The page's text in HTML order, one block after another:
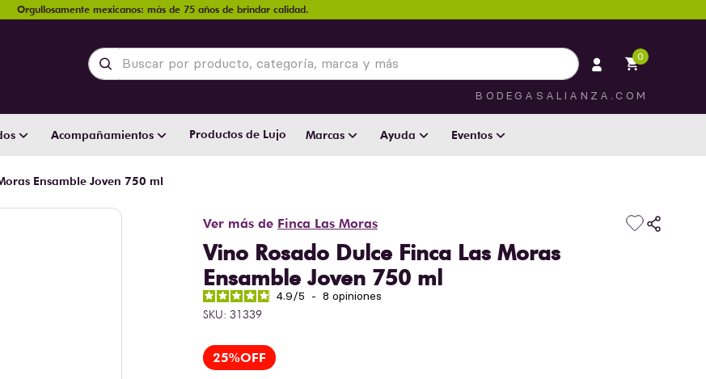
Orgullosamente mexicanos: más de 75 años de brindar calidad.
Buscar por producto, categoría, marca y más 0
BODEGASALIANZA.COM
Acompañamientos Productos de Lujo Marcas Ayuda Eventos
Ensamble Joven 750 ml
Ver más de Finca Las Moras
Vino Rosado Dulce Finca Las Moras
Ensamble Joven 750 ml
4.9/5 - 8 opiniones
SKU: 31339
25%